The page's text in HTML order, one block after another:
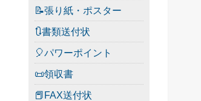
📝張り紙・ポスター
🔃書類送付状
🎈パワーポイント
📜領収書
📕FAX送付状